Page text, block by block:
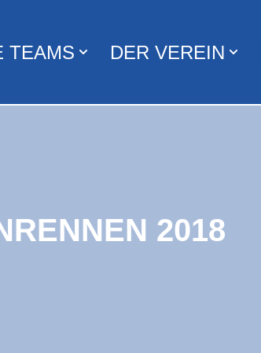
TEAMS DER VEREIN
2018